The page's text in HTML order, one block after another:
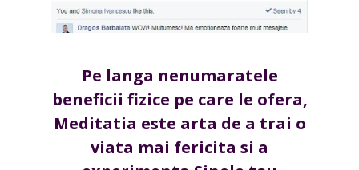
Pe langa nenumaratele
beneficii fizice pe care le ofera,
Meditatia este arta de a trai o
viata mai fericita si a